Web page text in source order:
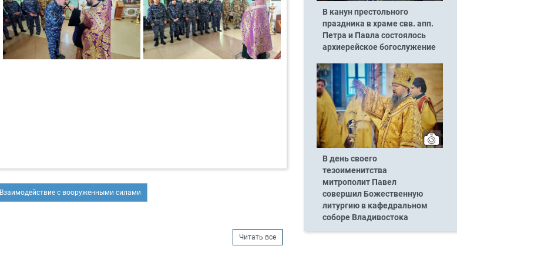
Взаимодействие с вооруженными силами
Читать все
В канун престольного
праздника в храме свв. апп.
Петра и Павла состоялось
архиерейское богослужение
В день своего
тезоименитства
митрополит Павел
совершил Божественную
литургию в кафедральном
соборе Владивостока